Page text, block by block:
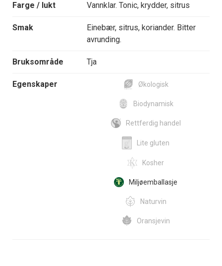
Farge / lukt Vannklar. Tonic, krydder, sitrus
Smak
Einebær, sitrus, koriander. Bitter
avrunding.
Bruksområde Tja
Egenskaper Økologisk
Biodynamisk
Rettferdig handel
Lite gluten
Kosher
Miljøemballasje
Naturvin
Oransjevin